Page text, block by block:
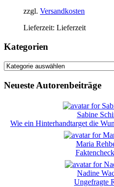
zzgl. Versandkosten
Lieferzeit: Lieferzeit
Kategorien
Kategorien
Neueste Autorenbeiträge
Sabine
Wie ein Hinterhandtarget die
Maria
Nadine
Ungefragte